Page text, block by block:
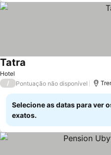
Hotel
Tatra
/ Pontuação não disponível
Selecione as datas para ver
exatos.